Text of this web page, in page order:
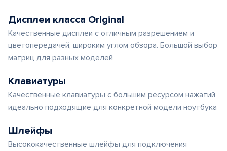
Дисплеи класса Original
Качественные дисплеи с отличным разрешением и
цветопередачей, широким углом обзора. Большой выбор
матриц для разных моделей
Клавиатуры
Качественные клавиатуры с большим ресурсом нажатий,
идеально подходящие для конкретной модели ноутбука
Шлейфы
Высококачественные шлейфы для подключения